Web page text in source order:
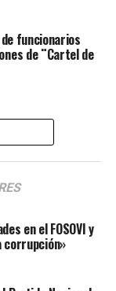
funcionarios
de ¨Cartel de
en el FOSOVI y
corrupción»